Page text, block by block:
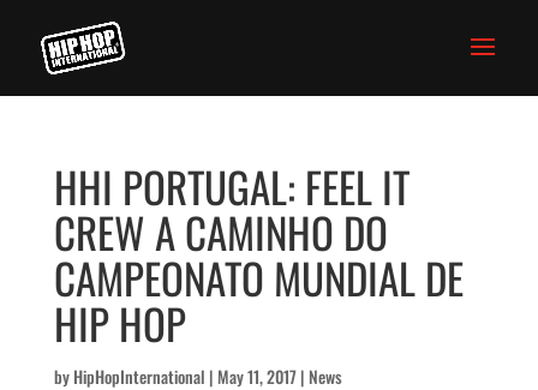
HHI PORTUGAL: FEEL IT
CREW A CAMINHO DO
CAMPEONATO MUNDIAL DE
HIP HOP
byHipHopInternational | May 11, 2017| News